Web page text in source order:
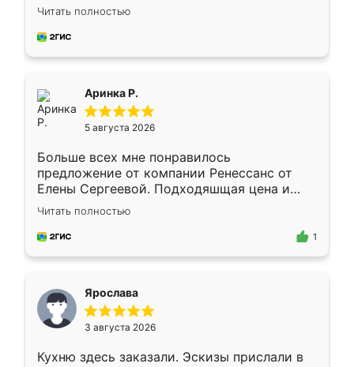
Замерщик приехал в субботу, подошёл к
делу со всей ответственностью. Собрали
за день, ребята работали аккуратно, даже
Читать полностью
Аринка Р.
5 августа 2026
Больше всех мне понравилось
предложение от компании Ренессанс от
Елены Сергеевой. Подходяшщая цена и
короткие сроки изготовления. Приехавший
для замера сотрудник Владислав
предложил по моему эскизу самый
Читать полностью
1
Ярослава
3 августа 2026
Кухню здесь заказали. Эскизы прислали в